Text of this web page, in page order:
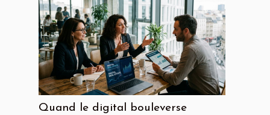
Quand le digital bouleverse